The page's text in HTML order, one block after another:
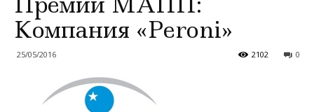
Компания «Peroni»
25/05/2016 0
2102